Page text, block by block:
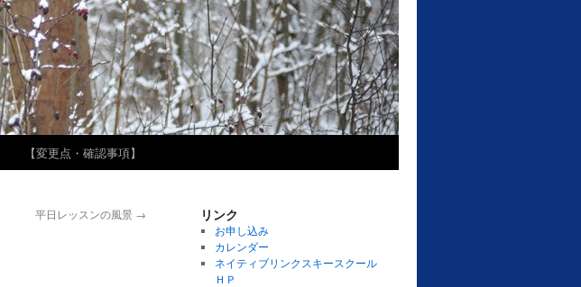
【変更点・確認事項】
平日レッスンの風景 → リンク
お申し込み
カレンダー
ネイティブリンクスキースクール
ＨＰ